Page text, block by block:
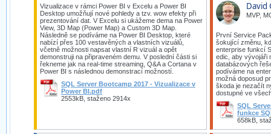
Vizualizace v rámci Power BI v Excelu a Power BI
Desktop umožňují nové pohledy a tzv. wow efekty při
prezentování dat. V Excelu si ukážeme dema na Power
View, 3D Map (Power Map) a Custom 3D Map.
Následně se podíváme na Power BI Desktop, které
nabízí přes 100 vestavěných a vlastních vizuálů,
včetně možnosti napsat vlastní R vizuál a opět
demonstruji na připraveném demu. V poslední části si
řekneme jak na real-time streaming, Q&A a Cortana v
Power BI s následnou demonstrací možností.
SQL Server Bootcamp 2017 - Vizualizace v
Power BI.pdf
2553kB, staženo 2914x
David
MVP,
První Service
šokující změnu,
enterprise funkcí
edic, aby vývojáři
databázových
podíváme na
možná doposud
škoda je nezačít
dostupné ve
SQL
funkce
658kB,